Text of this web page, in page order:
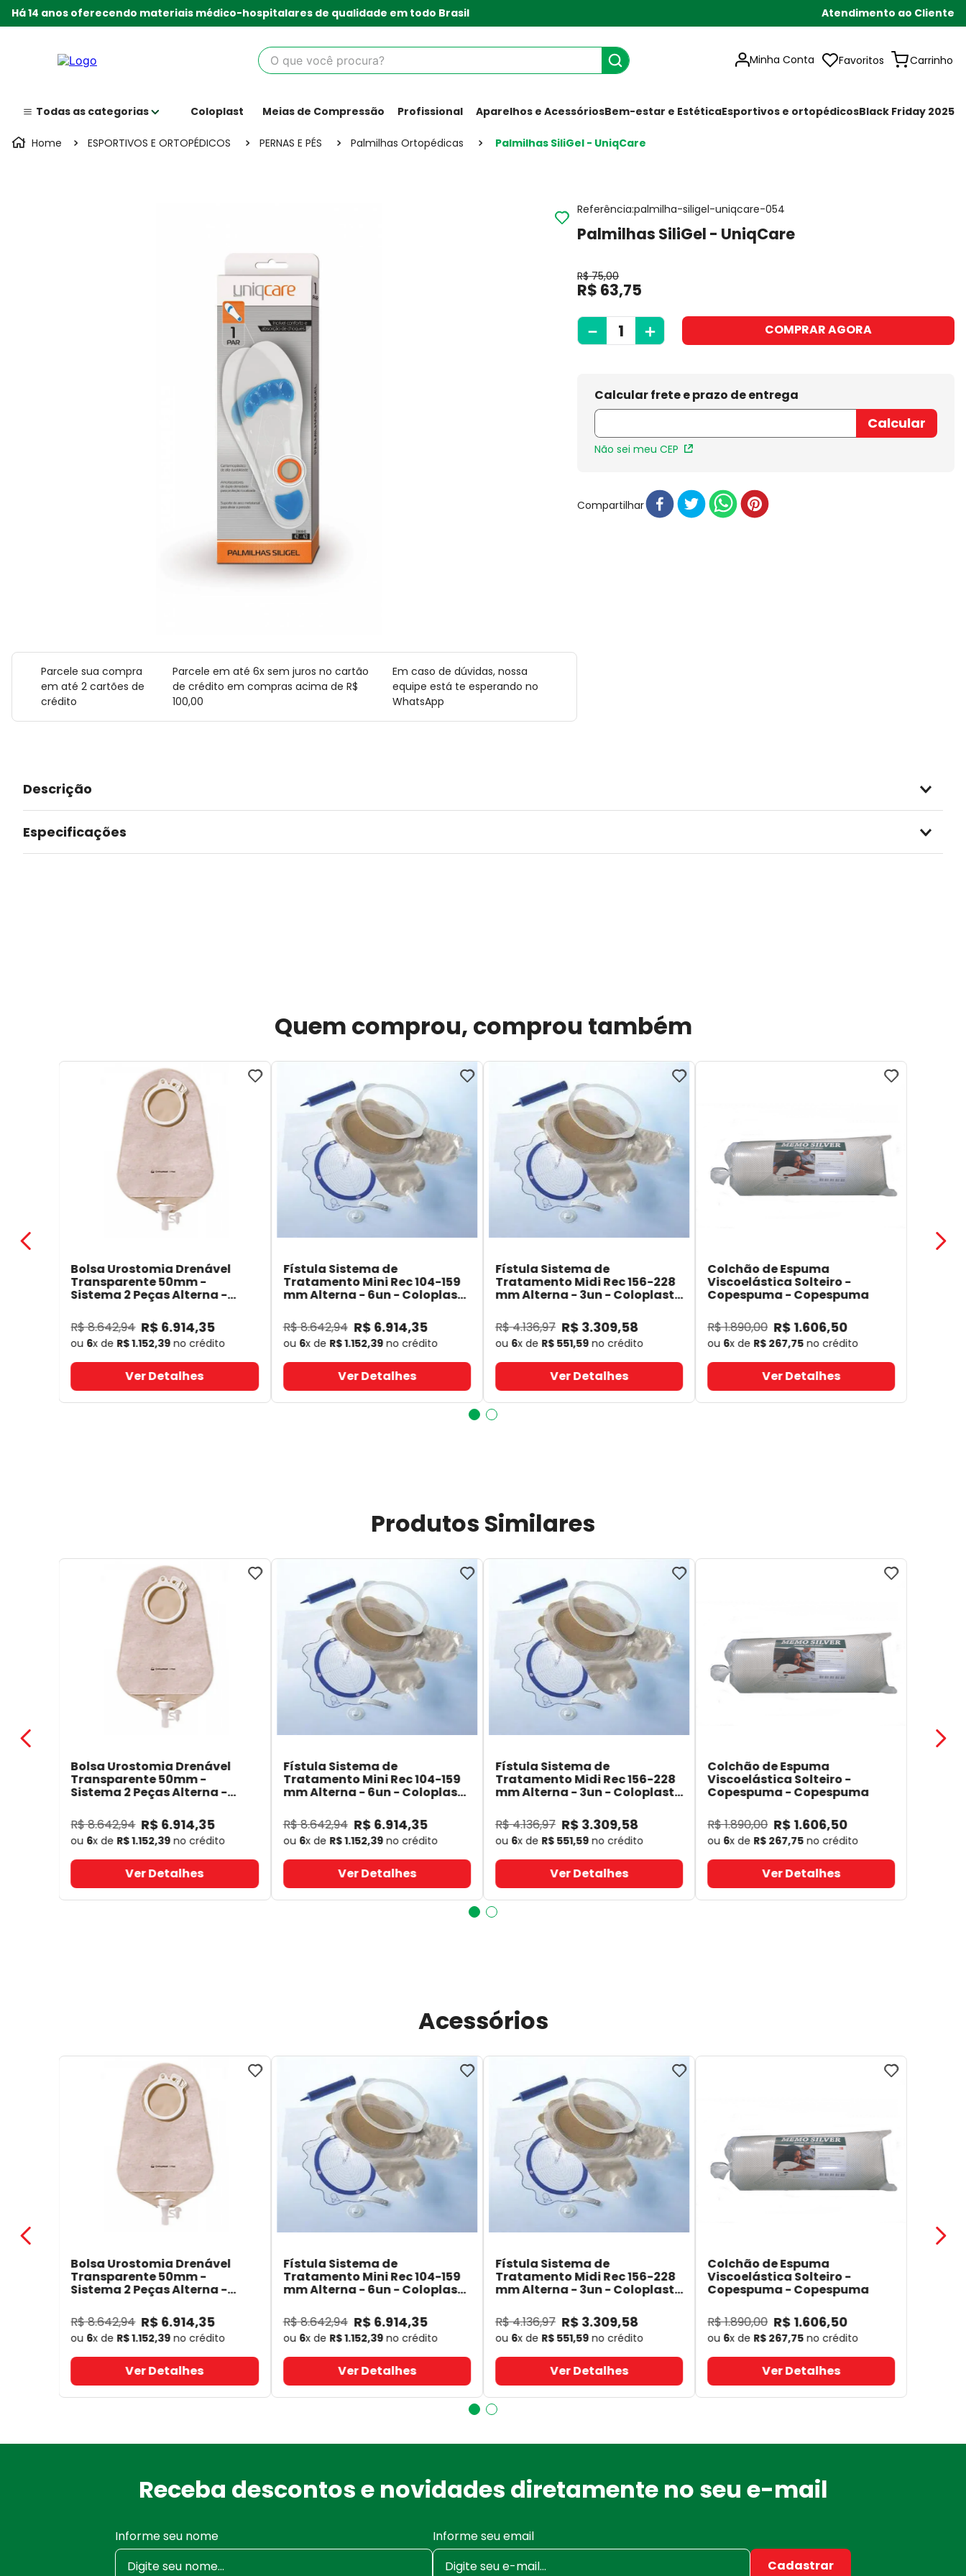
Há 14 anos oferecendo materiais médico-hospitalares de qualidade em todo Brasil Atendimento ao Cliente
O que você procura?
Minha Conta Favoritos
Coloplast Meias de Compressão Profissional Aparelhos e AcessóriosBem-estar e EstéticaEsportivos e ortopédicosBlack Friday 2025
ESPORTIVOS E ORTOPÉDICOS PERNAS E PÉS Palmilhas Ortopédicas Palmilhas SiliGel - UniqCare
Parcele sua compra
em até 2 cartões de
crédito
Parcele em até 6x sem juros no cartão
de crédito em compras acima de R$
100,00
Em caso de dúvidas, nossa
equipe está te esperando no
WhatsApp
Referência:palmilha-siligel-uniqcare-054
Palmilhas SiliGel - UniqCare
R$ 75,00
R$ 63,75
＋
－ COMPRAR AGORA
Não sei meu CEP
Compartilhar
Descrição
Especificações
Quem comprou, comprou também
Bolsa Urostomia Drenável
Transparente 50mm -
Sistema 2 Peças Alterna -
R$8.642,94 R$ 6.914,35
ou 6x de R$1.152,39no crédito
Ver Detalhes
Fístula Sistema de
Tratamento Mini Rec 104-159
mm Alterna - 6un - Coloplast
R$8.642,94 R$ 6.914,35
ou 6x de R$1.152,39no crédito
Ver Detalhes
Fístula Sistema de
Tratamento Midi Rec 156-228
mm Alterna - 3un - Coloplast
R$4.136,97 R$ 3.309,58
ou 6x de R$ 551,59no crédito
Ver Detalhes
Colchão de Espuma
Viscoelástica Solteiro -
Copespuma- Copespuma
R$1.890,00 R$ 1.606,50
ou 6x de R$ 267,75 no crédito
Ver Detalhes
Produtos Similares
Bolsa Urostomia Drenável
Transparente 50mm -
Sistema 2 Peças Alterna -
R$8.642,94 R$ 6.914,35
ou 6x de R$1.152,39no crédito
Ver Detalhes
Fístula Sistema de
Tratamento Mini Rec 104-159
mm Alterna - 6un - Coloplast
R$8.642,94 R$ 6.914,35
ou 6x de R$1.152,39no crédito
Ver Detalhes
Fístula Sistema de
Tratamento Midi Rec 156-228
mm Alterna - 3un - Coloplast
R$4.136,97 R$ 3.309,58
ou 6x de R$ 551,59no crédito
Ver Detalhes
Colchão de Espuma
Viscoelástica Solteiro -
Copespuma- Copespuma
R$1.890,00 R$ 1.606,50
ou 6x de R$ 267,75 no crédito
Ver Detalhes
Acessórios
Bolsa Urostomia Drenável
Transparente 50mm -
Sistema 2 Peças Alterna -
R$8.642,94 R$ 6.914,35
ou 6x de R$1.152,39no crédito
Ver Detalhes
Fístula Sistema de
Tratamento Mini Rec 104-159
mm Alterna - 6un - Coloplast
R$8.642,94 R$ 6.914,35
ou 6x de R$1.152,39no crédito
Ver Detalhes
Fístula Sistema de
Tratamento Midi Rec 156-228
mm Alterna - 3un - Coloplast
R$4.136,97 R$ 3.309,58
ou 6x de R$ 551,59no crédito
Ver Detalhes
Colchão de Espuma
Viscoelástica Solteiro -
Copespuma- Copespuma
R$1.890,00 R$ 1.606,50
ou 6x de R$ 267,75 no crédito
Ver Detalhes
Receba descontos e novidades diretamente no seu e-mail
Informe seu nome
Informe seu email
Cadastrar